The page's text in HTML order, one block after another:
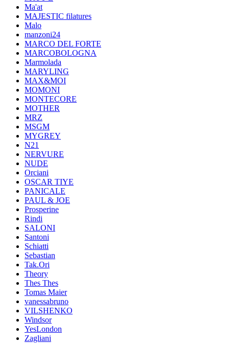
Ma'at
MAJESTIC filatures
Malo
manzoni24
MARCO DEL FORTE
MARCOBOLOGNA
Marmolada
MARYLING
MAX&MOI
MOMONI
MONTECORE
MOTHER
MRZ
MSGM
MYGREY
N21
NERVURE
NUDE
Orciani
OSCAR TIYE
PANICALE
PAUL & JOE
Prosperine
Rindi
SALONI
Santoni
Schiatti
Sebastian
Tak.Ori
Theory
Thes Thes
Tomas Maier
vanessabruno
VILSHENKO
Windsor
YesLondon
Zagliani